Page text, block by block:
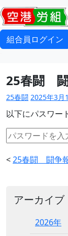
組合員ログイン
アーカイブ
2026年
25春闘
25春闘 2025年3月
以下にパスワー
<25春闘 闘争